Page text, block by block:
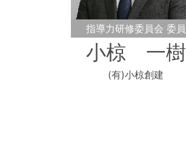
指導力研修委員会 委員
小椋 一樹
(有)小椋創建